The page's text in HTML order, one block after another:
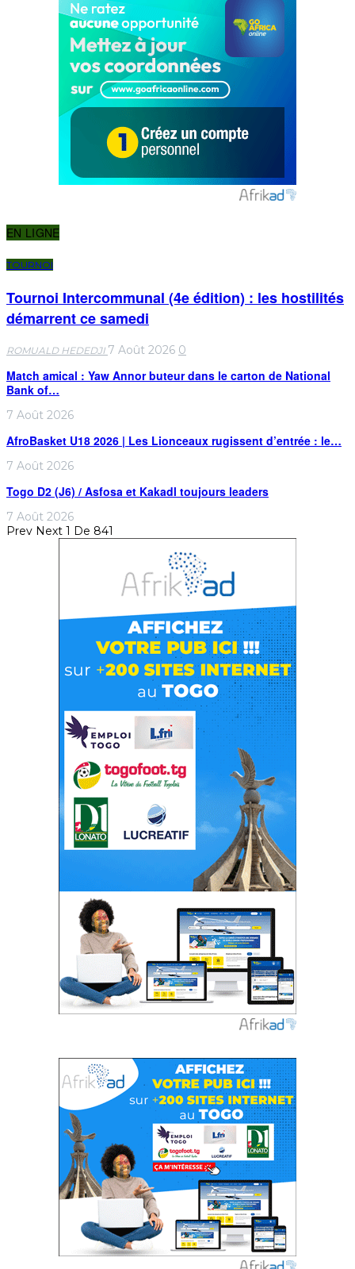
EN LIGNE
TOURNOI
Tournoi Intercommunal (4e édition) : les hostilités
démarrent ce samedi
ROMUALD HEDEDJI 7 Août 2026 0
Match amical : Yaw Annor buteur dans le carton de National
Bank of…
7 Août 2026
AfroBasket U18 2026 | Les Lionceaux rugissent d’entrée : le…
7 Août 2026
Togo D2 (J6) / Asfosa et Kakadl toujours leaders
7 Août 2026
Prev Next 1 De 841